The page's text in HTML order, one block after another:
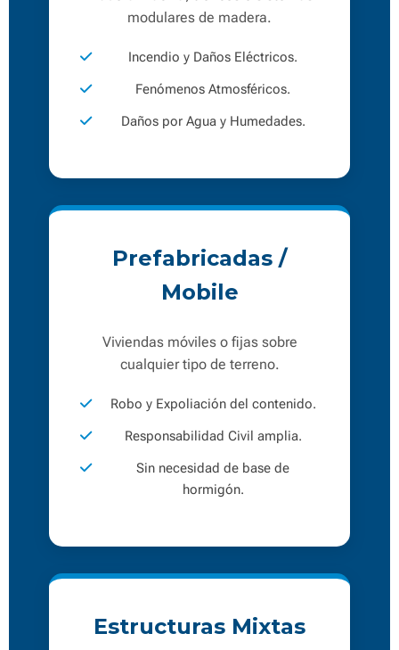
modulares de madera.
Incendio y Daños Eléctricos.
Fenómenos Atmosféricos.
Daños por Agua y Humedades.
Prefabricadas /
Mobile
Viviendas móviles o fijas sobre
cualquier tipo de terreno.
Robo y Expoliación del contenido.
Responsabilidad Civil amplia.
Sin necesidad de base de
hormigón.
Estructuras Mixtas